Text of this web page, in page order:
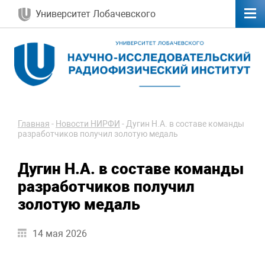
Университет Лобачевского
Главная - Новости НИРФИ -Дугин Н.А. в составе команды
разработчиков получил золотую медаль
Дугин Н.А. в составе команды
разработчиков получил
золотую медаль
14 мая 2026